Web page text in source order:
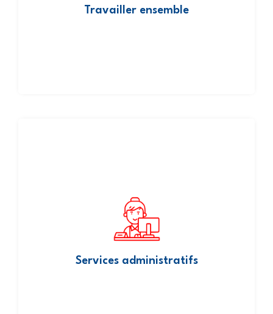
Travailler ensemblesécurisé
Services administratifs
Nous pouvons fournir un service de secrétariat médical lié au
Inclusion du rapport dans le dossier patient électronique
du cardiologue une fois le rapport validé